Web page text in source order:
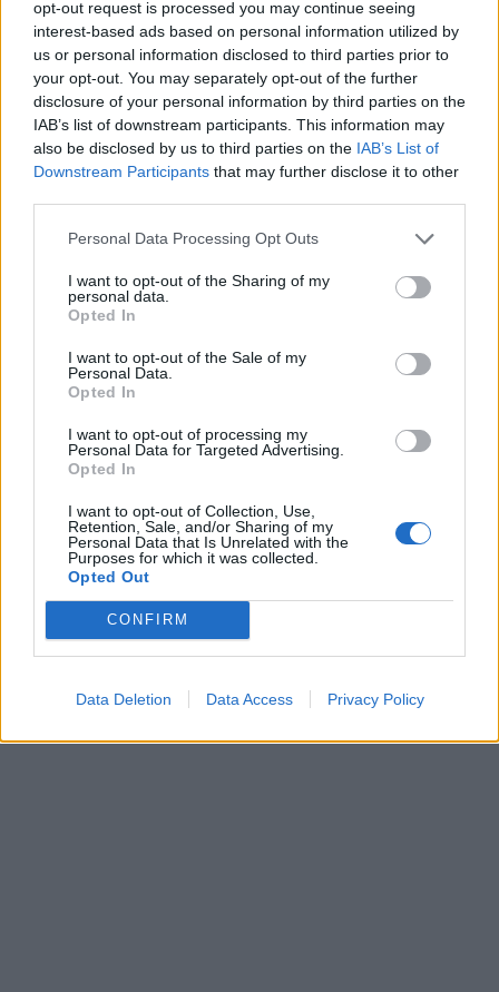
opt-out request is processed you may continue seeing
interest-based ads based on personal information utilized by
us or personal information disclosed to third parties prior to
your opt-out. You may separately opt-out of the further
disclosure of your personal information by third parties on the
IAB’s list of downstream participants. This information may
also be disclosed by us to third parties on the IAB’s List of
Downstream Participants that may further disclose it to other
Personal Data Processing Opt Outs
I want to opt-out of the Sharing of my
personal data.
Opted In
I want to opt-out of the Sale of my
Personal Data.
Opted In
I want to opt-out of processing my
Personal Data for Targeted Advertising.
Opted In
I want to opt-out of Collection, Use,
Retention, Sale, and/or Sharing of my
Personal Data that Is Unrelated with the
Purposes for which it was collected.
Opted Out
CONFIRM
Data Deletion Data Access Privacy Policy